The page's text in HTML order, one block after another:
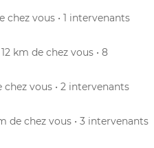
chez vous • 1 intervenants
12 km de chez vous • 8
chez vous • 2 intervenants
de chez vous • 3 intervenants